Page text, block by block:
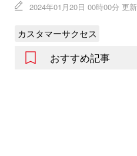
2024年01月20日 00時00分 更新
カスタマーサクセス
おすすめ記事